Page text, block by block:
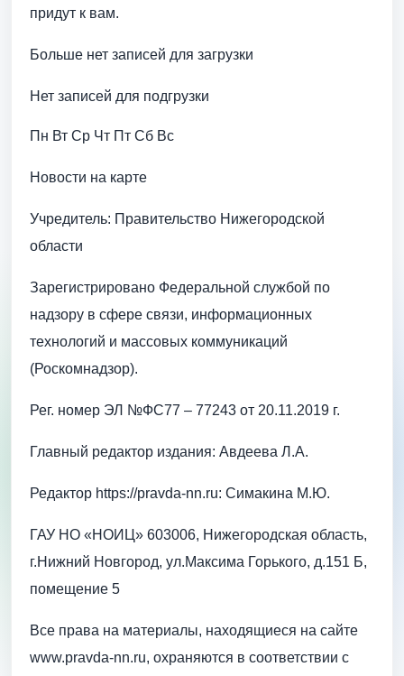
придут к вам.
Больше нет записей для загрузки
Нет записей для подгрузки
Пн Вт Ср Чт Пт Сб Вс
Новости на карте
Учредитель: Правительство Нижегородской
области
Зарегистрировано Федеральной службой по
надзору в сфере связи, информационных
технологий и массовых коммуникаций
(Роскомнадзор).
Рег. номер ЭЛ №ФС77 – 77243 от 20.11.2019 г.
Главный редактор издания: Авдеева Л.А.
Редактор https://pravda-nn.ru: Симакина М.Ю.
ГАУ НО «НОИЦ» 603006, Нижегородская область,
г.Нижний Новгород, ул.Максима Горького, д.151 Б,
помещение 5
Все права на материалы, находящиеся на сайте
www.pravda-nn.ru, охраняются в соответствии с